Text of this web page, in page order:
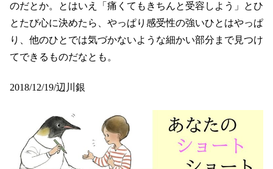
のだとか。とはいえ「痛くてもきちんと受容しよう」とひ
とたび心に決めたら、やっぱり感受性の強いひとはやっぱ
り、他のひとでは気づかないような細かい部分まで見つけ
てできるものだなとも。
2018/12/19/辺川銀